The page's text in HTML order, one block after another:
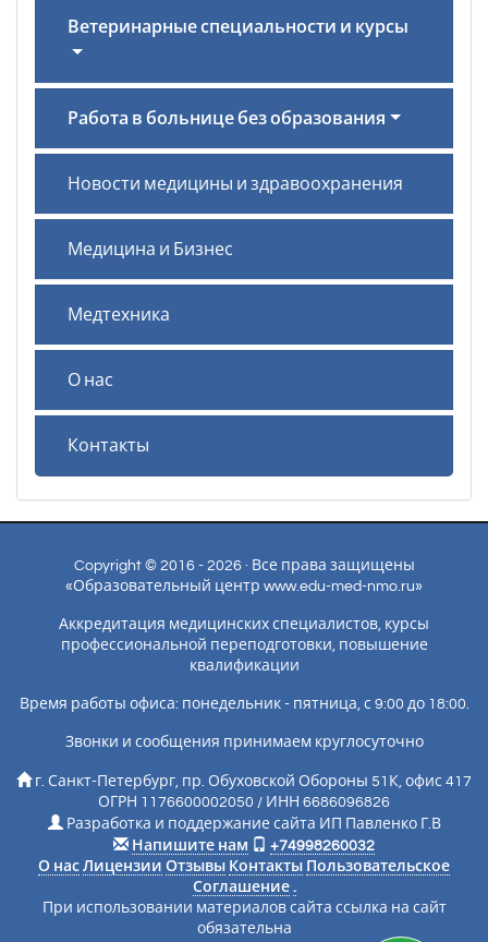
Ветеринарные специальности и курсы
Работа в больнице без образования
Новости медицины и здравоохранения
Медицина и Бизнес
Медтехника
О нас
Контакты
Copyright © 2016 - 2026 · Все права защищены
«Образовательный центр www.edu-med-nmo.ru»
Аккредитация медицинских специалистов, курсы
профессиональной переподготовки, повышение
квалификации
Время работы офиса: понедельник - пятница, с 9:00 до 18:00.
Звонки и сообщения принимаем круглосуточно
г. Санкт-Петербург, пр. Обуховской Обороны 51К, офис 417
ОГРН 1176600002050 / ИНН 6686096826
Разработка и поддержание сайта ИП Павленко Г.В
Напишите нам
+74998260032
О нас Лицензии Отзывы Контакты Пользовательское
Соглашение .
При использовании материалов сайта ссылка на сайт
обязательна